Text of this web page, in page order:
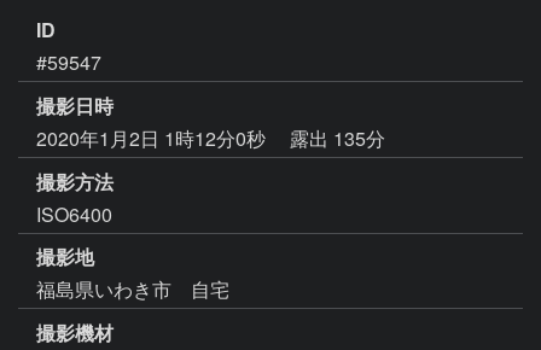
ID
#59547
撮影日時
2020年1月2日 1時12分0秒
露出 135分
撮影方法
ISO6400
撮影地
福島県いわき市 自宅
撮影機材